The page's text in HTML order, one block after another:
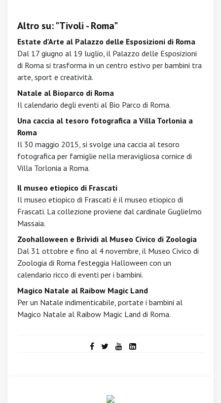
Altro su: "Tivoli - Roma"
Estate d'Arte al Palazzo delle Esposizioni di Roma
Dal 17 giugno al 19 luglio, il Palazzo delle Esposizioni
di Roma si trasforma in un centro estivo per bambini tra
arte, sport e creatività.
Natale al Bioparco di Roma
Il calendario degli eventi al Bio Parco di Roma.
Una caccia al tesoro fotografica a Villa Torlonia a
Roma
Il 30 maggio 2015, si svolge una caccia al tesoro
fotografica per famiglie nella meravigliosa cornice di
Villa Torlonia a Roma.
Il museo etiopico di Frascati
Il museo etiopico di Frascati è il museo etiopico di
Frascati. La collezione proviene dal cardinale Guglielmo
Massaia.
Zoohalloween e Brividi al Museo Civico di Zoologia
Dal 31 ottobre e fino al 4 novembre, il Museo Civico di
Zoologia di Roma festeggia Halloween con un
calendario ricco di eventi per i bambini.
Magico Natale al Raibow Magic Land
Per un Natale indimenticabile, portate i bambini al
Magico Natale al Raibow Magic Land di Roma.